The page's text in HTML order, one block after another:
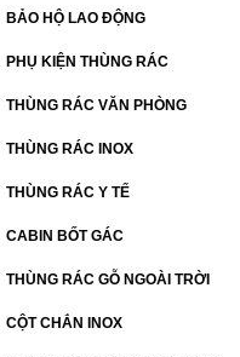
BẢO HỘ LAO ĐỘNG
PHỤ KIỆN THÙNG RÁC
THÙNG RÁC VĂN PHÒNG
THÙNG RÁC INOX
THÙNG RÁC Y TẾ
CABIN BỐT GÁC
THÙNG RÁC GỖ NGOÀI TRỜI
CỘT CHẮN INOX